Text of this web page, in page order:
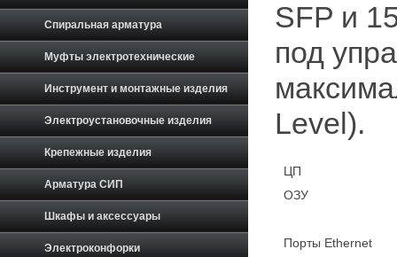
SFP и
под
Level).
ЦП
ОЗУ
Порты Ethernet
Спиральная арматура
Муфты электротехнические
Инструмент и монтажные изделия
Электроустановочные изделия
Крепежные изделия
Арматура СИП
Шкафы и аксессуары
Электроконфорки